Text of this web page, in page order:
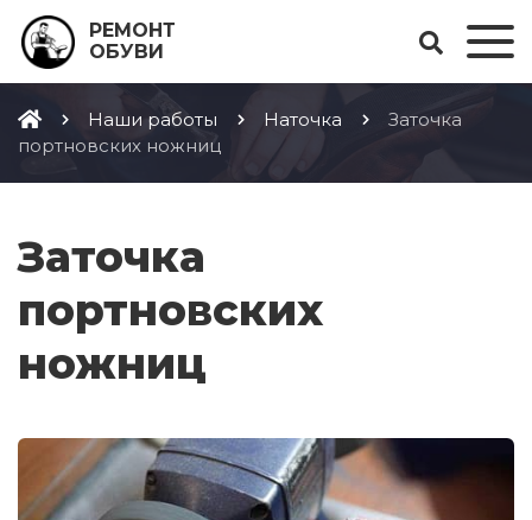
РЕМОНТ
ОБУВИ
Наши работы Наточка
Заточка
портновских ножниц
Заточка
портновских
ножниц